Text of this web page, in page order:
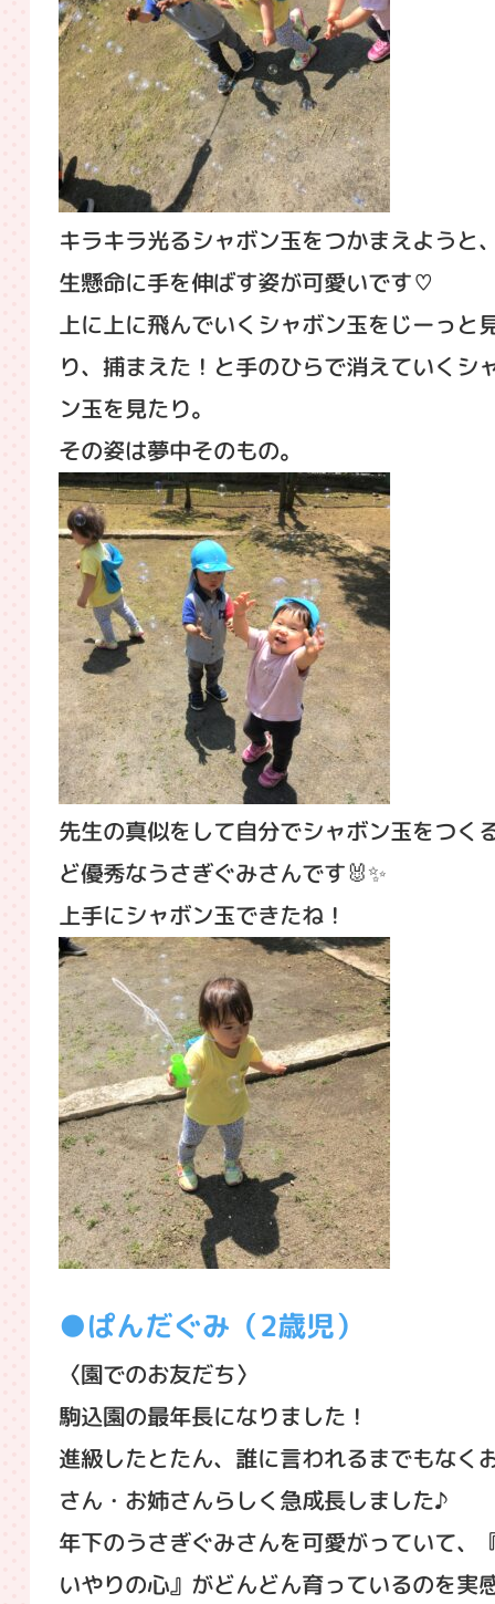
キラキラ光るシャボン玉をつかまえようと
生懸命に手を伸ばす姿が可愛いです♡
上に上に飛んでいくシャボン玉をじーっと
り、捕まえた！と手のひらで消えていくシ
ン玉を見たり。
その姿は夢中そのもの。
先生の真似をして自分でシャボン玉をつく
ど優秀なうさぎぐみさんです🐰✨
上手にシャボン玉できたね！
ぱんだぐみ（2歳児）
〈園でのお友だち〉
駒込園の最年長になりました！
進級したとたん、誰に言われるまでもなく
さん・お姉さんらしく急成長しました♪
年下のうさぎぐみさんを可愛がっていて、
いやりの心』がどんどん育っているのを実